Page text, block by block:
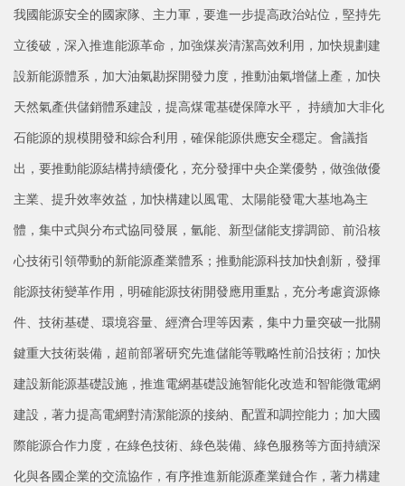
我國能源安全的國家隊、主力軍，要進一步提高政治站位，堅持先
立後破，深入推進能源革命，加強煤炭清潔高效利用，加快規劃建
設新能源體系，加大油氣勘探開發力度，推動油氣增儲上產，加快
天然氣產供儲銷體系建設，提高煤電基礎保障水平， 持續加大非化
石能源的規模開發和綜合利用，確保能源供應安全穩定。會議指
出，要推動能源結構持續優化，充分發揮中央企業優勢，做強做優
主業、提升效率效益，加快構建以風電、太陽能發電大基地為主
體，集中式與分布式協同發展，氫能、新型儲能支撐調節、前沿核
心技術引領帶動的新能源產業體系；推動能源科技加快創新，發揮
能源技術變革作用，明確能源技術開發應用重點，充分考慮資源條
件、技術基礎、環境容量、經濟合理等因素，集中力量突破一批關
鍵重大技術裝備，超前部署研究先進儲能等戰略性前沿技術；加快
建設新能源基礎設施，推進電網基礎設施智能化改造和智能微電網
建設，著力提高電網對清潔能源的接納、配置和調控能力；加大國
際能源合作力度，在綠色技術、綠色裝備、綠色服務等方面持續深
化與各國企業的交流協作，有序推進新能源產業鏈合作，著力構建